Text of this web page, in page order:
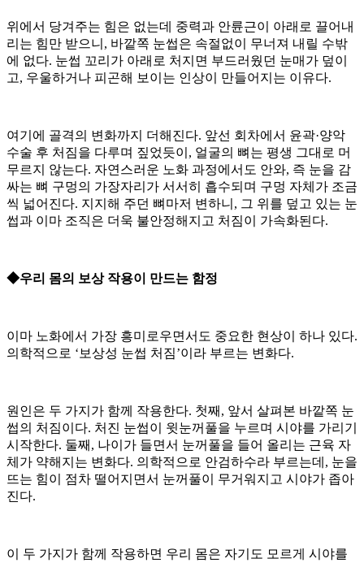
위에서 당겨주는 힘은 없는데 중력과 안륜근이 아래로 끌어내
리는 힘만 받으니, 바깥쪽 눈썹은 속절없이 무너져 내릴 수밖
에 없다. 눈썹 꼬리가 아래로 처지면 부드러웠던 눈매가 덮이
고, 우울하거나 피곤해 보이는 인상이 만들어지는 이유다.
여기에 골격의 변화까지 더해진다. 앞선 회차에서 윤곽·양악
수술 후 처짐을 다루며 짚었듯이, 얼굴의 뼈는 평생 그대로 머
무르지 않는다. 자연스러운 노화 과정에서도 안와, 즉 눈을 감
싸는 뼈 구멍의 가장자리가 서서히 흡수되며 구멍 자체가 조금
씩 넓어진다. 지지해 주던 뼈마저 변하니, 그 위를 덮고 있는 눈
썹과 이마 조직은 더욱 불안정해지고 처짐이 가속화된다.
◆우리 몸의 보상 작용이 만드는 함정
이마 노화에서 가장 흥미로우면서도 중요한 현상이 하나 있다.
의학적으로 ‘보상성 눈썹 처짐’이라 부르는 변화다.
원인은 두 가지가 함께 작용한다. 첫째, 앞서 살펴본 바깥쪽 눈
썹의 처짐이다. 처진 눈썹이 윗눈꺼풀을 누르며 시야를 가리기
시작한다. 둘째, 나이가 들면서 눈꺼풀을 들어 올리는 근육 자
체가 약해지는 변화다. 의학적으로 안검하수라 부르는데, 눈을
뜨는 힘이 점차 떨어지면서 눈꺼풀이 무거워지고 시야가 좁아
진다.
이 두 가지가 함께 작용하면 우리 몸은 자기도 모르게 시야를